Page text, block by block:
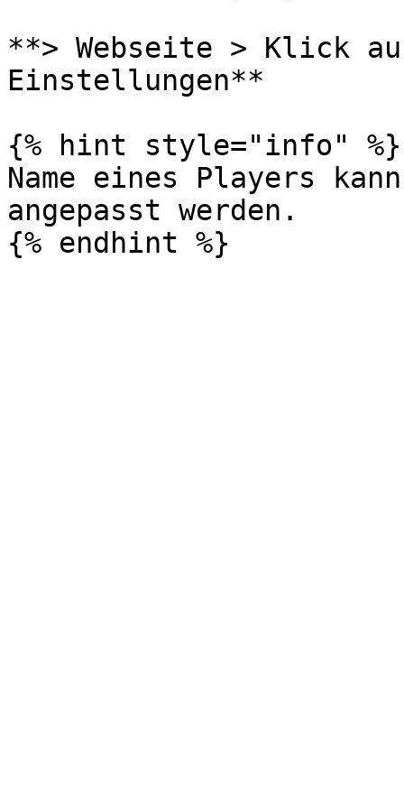
**> Webseite > Klick
Einstellungen**
{% hint style="info" %}
Name eines Players
angepasst werden.